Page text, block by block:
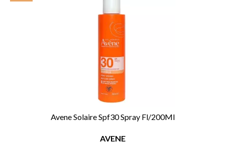
Avene Solaire Spf30 Spray Fl/200Ml
AVENE